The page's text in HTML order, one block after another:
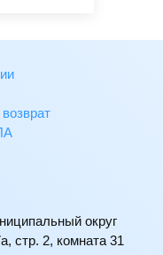
округ
стр. 2, комната 31